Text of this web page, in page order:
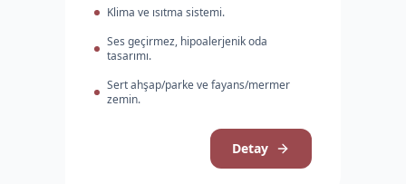
Klima ve ısıtma sistemi.
Ses geçirmez, hipoalerjenik oda
tasarımı.
Sert ahşap/parke ve fayans/mermer
zemin.
Detay